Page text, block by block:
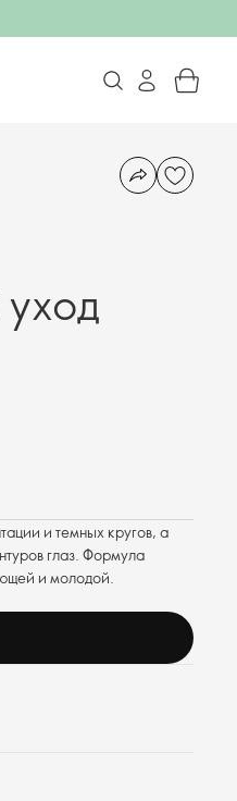
и темных кругов, а
глаз. Формула
и молодой.